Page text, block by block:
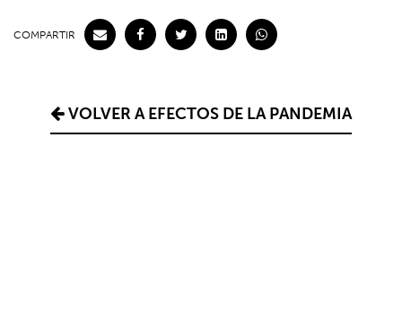
COMPARTIR
VOLVER A EFECTOS DE LA PANDEMIA